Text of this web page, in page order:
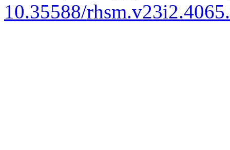
10.35588/rhsm.v23i2.4065.